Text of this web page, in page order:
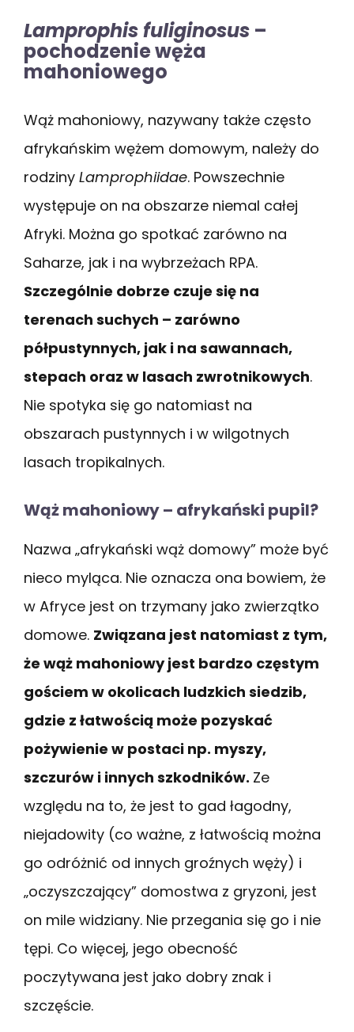
Lamprophis fuliginosus –
pochodzenie węża
mahoniowego
Wąż mahoniowy, nazywany także często
afrykańskim wężem domowym, należy do
rodziny Lamprophiidae. Powszechnie
występuje on na obszarze niemal całej
Afryki. Można go spotkać zarówno na
Saharze, jak i na wybrzeżach RPA.
Szczególnie dobrze czuje się na
terenach suchych – zarówno
półpustynnych, jak i na sawannach,
stepach oraz w lasach zwrotnikowych.
Nie spotyka się go natomiast na
obszarach pustynnych i w wilgotnych
lasach tropikalnych.
Wąż mahoniowy – afrykański pupil?
Nazwa „afrykański wąż domowy” może być
nieco myląca. Nie oznacza ona bowiem, że
w Afryce jest on trzymany jako zwierzątko
domowe. Związana jest natomiast z tym,
że wąż mahoniowy jest bardzo częstym
gościem w okolicach ludzkich siedzib,
gdzie z łatwością może pozyskać
pożywienie w postaci np. myszy,
szczurów i innych szkodników. Ze
względu na to, że jest to gad łagodny,
niejadowity (co ważne, z łatwością można
go odróżnić od innych groźnych węży) i
„oczyszczający” domostwa z gryzoni, jest
on mile widziany. Nie przegania się go i nie
tępi. Co więcej, jego obecność
poczytywana jest jako dobry znak i
szczęście.